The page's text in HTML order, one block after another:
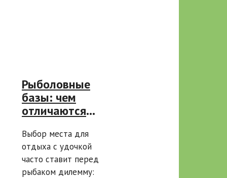
Рыболовные
базы: чем
отличаются
любительских и
где ловить по-
крупному
Выбор места для
отдыха с удочкой
часто ставит перед
рыбаком дилемму: